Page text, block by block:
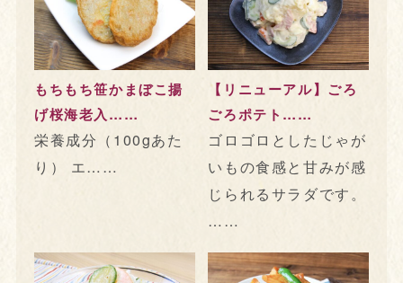
もちもち笹かまぼこ揚
げ桜海老入……
栄養成分（100gあた
り） エ……
【リニューアル】ごろ
ごろポテト……
ゴロゴロとしたじゃが
いもの食感と甘みが感
じられるサラダです。
……